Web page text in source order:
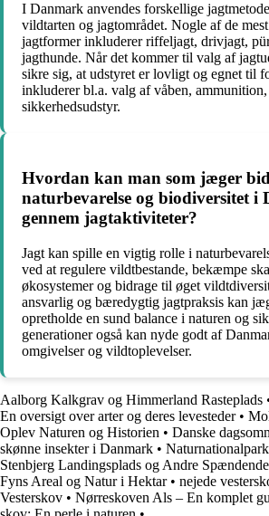
I Danmark anvendes forskellige
vildtarten og jagtområdet. Nogle af de
jagtformer inkluderer riffeljagt, drivjagt,
jagthunde. Når det kommer til valg af
sikre sig, at udstyret er lovligt og egnet til
inkluderer bl.a. valg af våben,
sikkerhedsudstyr.
Hvordan kan man som jæger
naturbevarelse og biodiversitet i
gennem jagtaktiviteter?
Jagt kan spille en vigtig rolle i
ved at regulere vildtbestande, bekæmpe
økosystemer og bidrage til øget
ansvarlig og bæredygtig jagtpraksis kan
opretholde en sund balance i naturen og
generationer også kan nyde godt af
omgivelser og vildtoplevelser.
Aalborg Kalkgrav og Himmerland Rasteplads
En oversigt over arter og deres levesteder•
Oplev Naturen og Historien • Danske
skønne insekter i Danmark •
Stenbjerg Landingsplads og Andre
Fyns Areal og Natur i Hektar• nejede
Vesterskov • Nørreskoven Als – En komplet